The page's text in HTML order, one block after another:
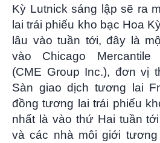
Kỳ Lutnick sáng lập sẽ ra
lai trái phiếu kho bạc Hoa
lâu vào tuần tới, đây là
vào Chicago Mercantile
(CME Group Inc.), đơn vị
Sàn giao dịch tương lai
đồng tương lai trái phiếu
nhất là vào thứ Hai tuần
và các nhà môi giới